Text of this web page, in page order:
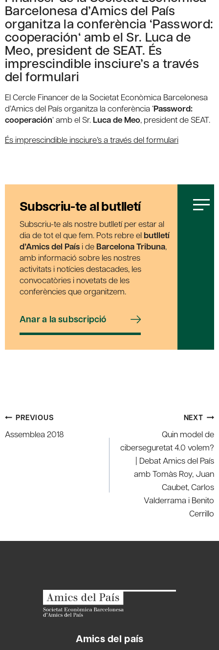
Barcelonesa d’Amics del País
organitza la conferència ‘Password:
cooperación‘ amb el Sr. Luca de
Meo, president de SEAT. És
imprescindible insciure’s a través
del formulari
El Cercle Financer de la Societat Econòmica Barcelonesa
d’Amics del País organitza la conferència ‘Password:
cooperación‘ amb el Sr. Luca de Meo, president de SEAT.
És imprescindible insciure’s a través del formulari
Subscriu-te al butlletí
Subscriu-te als nostre butlletí per estar al
dia de tot el que fem. Pots rebre el butlletí
d’Amics del País i de Barcelona Tribuna,
amb informació sobre les nostres
activitats i notícies destacades, les
convocatòries i novetats de les
conferències que organitzem.
Anar a la subscripció
Post
navigation
PREVIOUS
Assemblea 2018
NEXT
Quin model de
ciberseguretat 4.0 volem?
| Debat Amics del País
amb Tomàs Roy, Juan
Caubet, Carlos
Valderrama i Benito
Cerrillo
Amics del país